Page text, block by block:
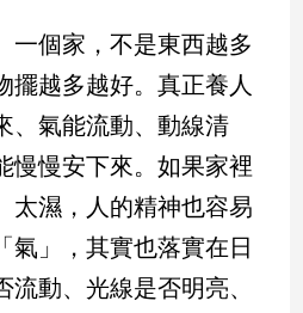
一個家，不是東西越多
擺越多越好。真正養人
、氣能流動、動線清
慢慢安下來。如果家裡
太濕，人的精神也容易
氣」，其實也落實在日
動、光線是否明亮、